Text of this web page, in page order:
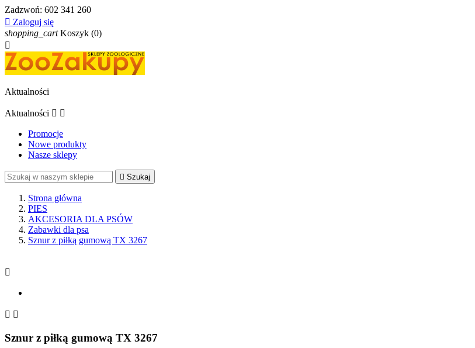
Zadzwoń: 602 341 260
 Zaloguj się
shopping_cart Koszyk (0)

Aktualności
Aktualności  
Promocje
Nowe produkty
Nasze sklepy
 Szukaj
Strona główna
PIES
AKCESORIA DLA PSÓW
Zabawki dla psa
Sznur z piłką gumową TX 3267

 
Sznur z piłką gumową TX 3267